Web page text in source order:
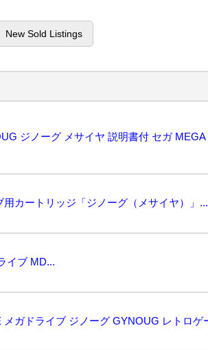
New Sold Listings
用カートリッジ「ジノーグ（メサイヤ）」...
イブ MD...